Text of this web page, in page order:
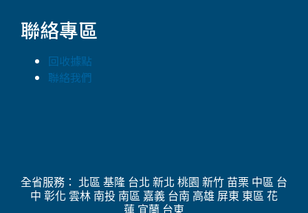
聯絡專區
回收據點
聯絡我們
全省服務： 北區 基隆 台北 新北 桃園 新竹 苗栗 中區 台
中 彰化 雲林 南投 南區 嘉義 台南 高雄 屏東 東區 花
蓮 宜蘭 台東